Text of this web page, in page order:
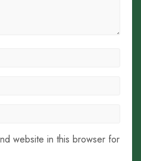
website in this browser for